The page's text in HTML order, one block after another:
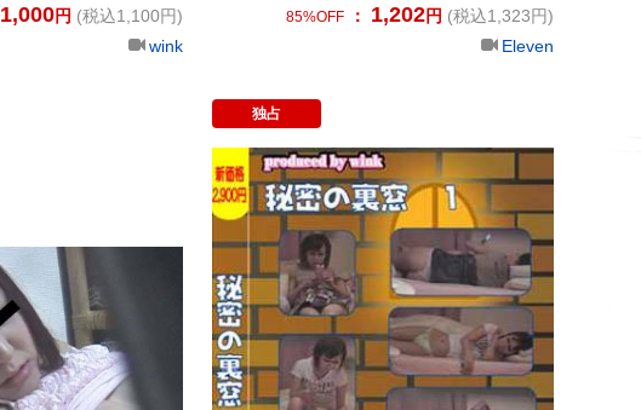
1,000円 (税込1,100円)
wink
85%OFF ： 1,202円 (税込1,323円)
Eleven
民家オナニー盗撮FILE01
独占